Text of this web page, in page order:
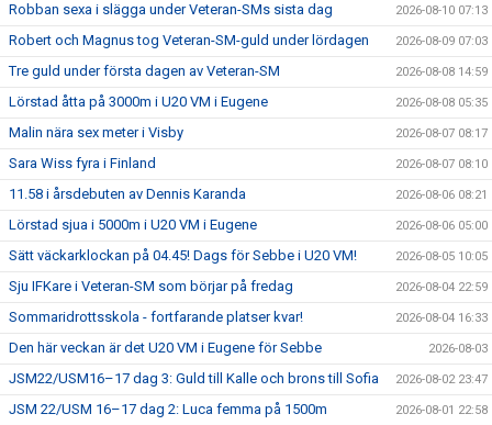
Robban sexa i slägga under Veteran-SMs sista dag 2026-08-10 07:13
Robert och Magnus tog Veteran-SM-guld under lördagen 2026-08-09 07:03
Tre guld under första dagen av Veteran-SM 2026-08-08 14:59
Lörstad åtta på 3000m i U20 VM i Eugene 2026-08-08 05:35
Malin nära sex meter i Visby 2026-08-07 08:17
Sara Wiss fyra i Finland 2026-08-07 08:10
11.58 i årsdebuten av Dennis Karanda 2026-08-06 08:21
Lörstad sjua i 5000m i U20 VM i Eugene 2026-08-06 05:00
Sätt väckarklockan på 04.45! Dags för Sebbe i U20 VM! 2026-08-05 10:05
Sju IFKare i Veteran-SM som börjar på fredag 2026-08-04 22:59
Sommaridrottsskola - fortfarande platser kvar! 2026-08-04 16:33
Den här veckan är det U20 VM i Eugene för Sebbe 2026-08-03
JSM22/USM16–17 dag 3: Guld till Kalle och brons till Sofia 2026-08-02 23:47
JSM 22/USM 16–17 dag 2: Luca femma på 1500m 2026-08-01 22:58